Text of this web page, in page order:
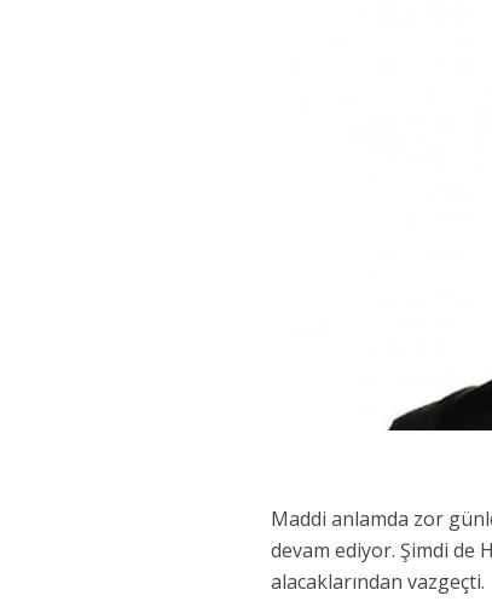
Maddi anlamda zor
devam ediyor. Şimdi de
alacaklarından vazgeçti.